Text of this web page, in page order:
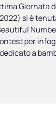
Giornata
si è
per
a